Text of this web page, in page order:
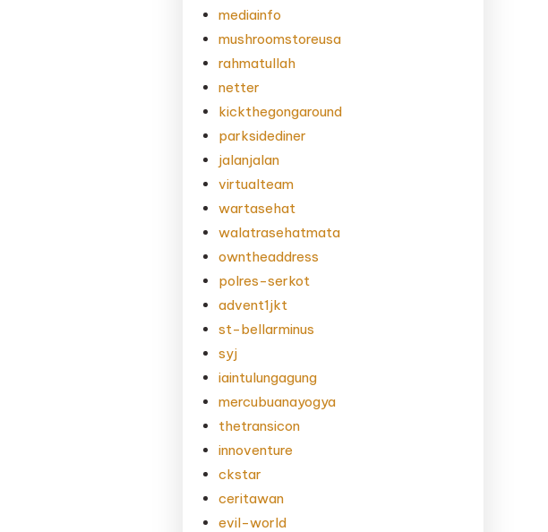
mediainfo
mushroomstoreusa
rahmatullah
netter
kickthegongaround
parksidediner
jalanjalan
virtualteam
wartasehat
walatrasehatmata
owntheaddress
polres-serkot
advent1jkt
st-bellarminus
syj
iaintulungagung
mercubuanayogya
thetransicon
innoventure
ckstar
ceritawan
evil-world